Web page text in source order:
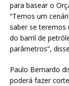
para basear o
“Temos um
saber se teremos
do barril de
parâmetros”,
Paulo Bernardo
poderá fazer